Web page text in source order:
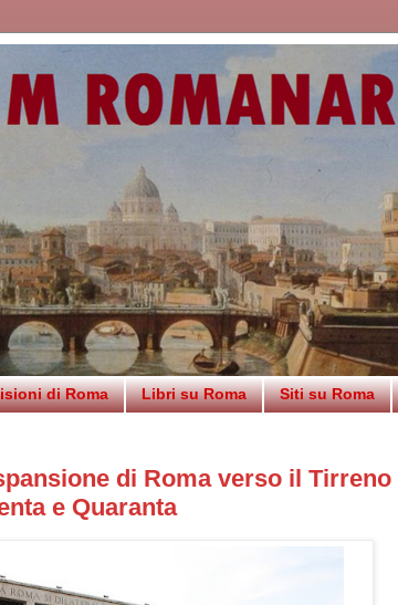
di Roma Libri su Roma Siti su Roma
di Roma verso il Tirreno
e Quaranta